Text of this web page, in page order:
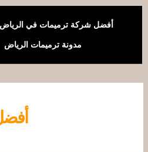
أفضل شركة ترميمات في الرياض
مدونة ترميمات الرياض
تخطي